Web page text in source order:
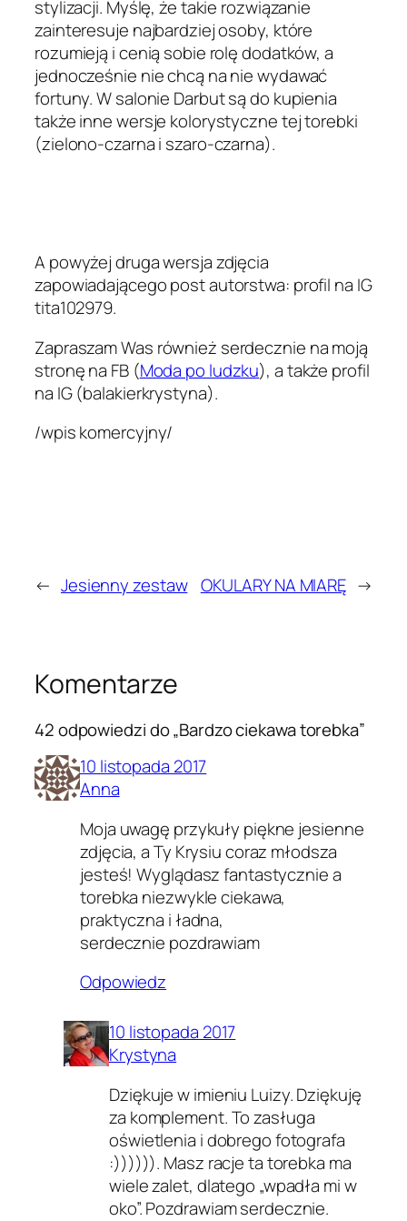
stylizacji. Myślę, że takie rozwiązanie
zainteresuje najbardziej osoby, które
rozumieją i cenią sobie rolę dodatków, a
jednocześnie nie chcą na nie wydawać
fortuny. W salonie Darbut są do kupienia
także inne wersje kolorystyczne tej torebki
(zielono-czarna i szaro-czarna).
A powyżej druga wersja zdjęcia
zapowiadającego post autorstwa: profil na IG
tita102979.
Zapraszam Was również serdecznie na moją
stronę na FB (Moda po ludzku), a także profil
na IG (balakierkrystyna).
/wpis komercyjny/
← Jesienny zestaw OKULARY NA MIARĘ →
Komentarze
42 odpowiedzi do „Bardzo ciekawa torebka”
10 listopada 2017
Anna
Moja uwagę przykuły piękne jesienne
zdjęcia, a Ty Krysiu coraz młodsza
jesteś! Wyglądasz fantastycznie a
torebka niezwykle ciekawa,
praktyczna i ładna,
serdecznie pozdrawiam
Odpowiedz
10 listopada 2017
Krystyna
Dziękuje w imieniu Luizy. Dziękuję
za komplement. To zasługa
oświetlenia i dobrego fotografa
:)))))). Masz racje ta torebka ma
wiele zalet, dlatego „wpadła mi w
oko”. Pozdrawiam serdecznie.